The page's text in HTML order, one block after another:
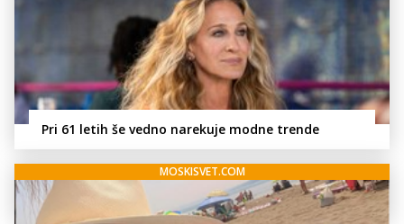
Pri 61 letih še vedno narekuje modne trende
MOSKISVET.COM